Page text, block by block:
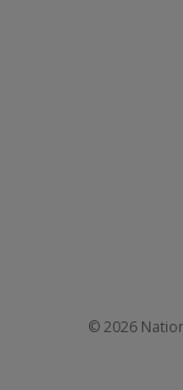
© 2026